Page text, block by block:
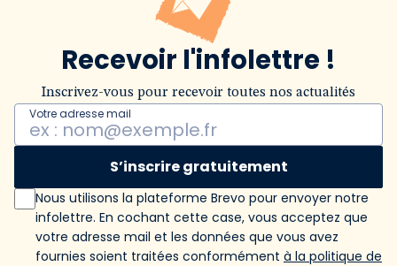
Recevoir l'infolettre !
Inscrivez-vous pour recevoir toutes nos actualités
Votre adresse mail
S’inscrire gratuitement
Nous utilisons la plateforme Brevo pour envoyer notre
infolettre. En cochant cette case, vous acceptez que
votre adresse mail et les données que vous avez
fournies soient traitées conformément à la politique de